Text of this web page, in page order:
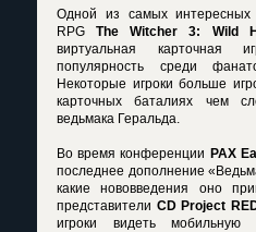
Одной из самых интересных
RPGThe Witcher 3: Wild
виртуальная карточная
популярность среди
Некоторые игроки больше
карточных баталиях чем
ведьмака Геральда.
Во время конференции PAX
последнее дополнение
какие нововведения оно
представители CD Project
игроки видеть мобильную